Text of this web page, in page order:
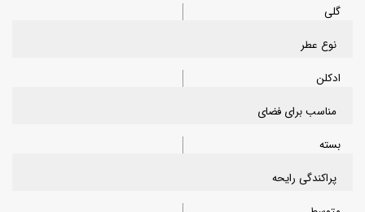
گلی
نوع عطر
ادکلن
مناسب برای فضای
بسته
پراکندگی رایحه